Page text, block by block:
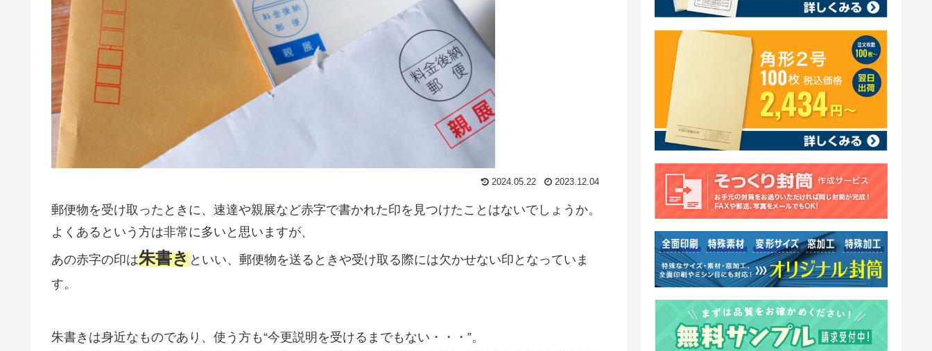
2024.05.22 2023.12.04
郵便物を受け取ったときに、速達や親展など赤字で書かれた印を見つけたことはないでしょうか。
よくあるという方は非常に多いと思いますが、
あの赤字の印は朱書きといい、郵便物を送るときや受け取る際には欠かせない印となっていま
す。
朱書きは身近なものであり、使う方も“今更説明を受けるまでもない・・・”。